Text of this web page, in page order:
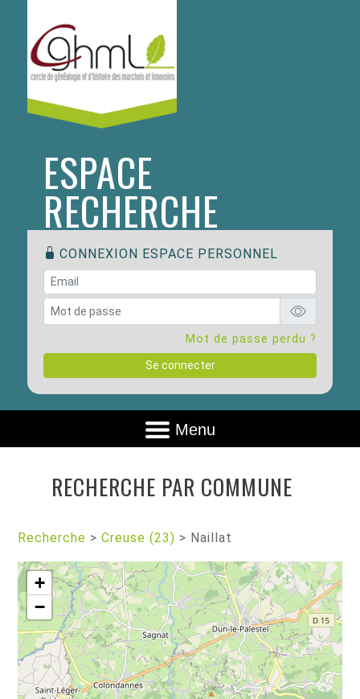
ESPACE
RECHERCHE
CONNEXION ESPACE PERSONNEL
Mot de passe perdu ?
Se connecter
Menu
RECHERCHE PAR COMMUNE
Recherche >Creuse (23) > Naillat
+
−